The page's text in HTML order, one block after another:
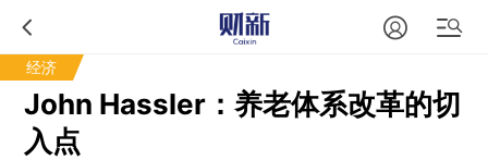
经济
John Hassler：养老体系改革的切
入点